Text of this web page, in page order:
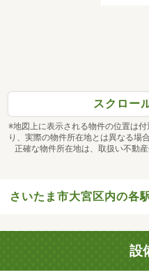
スクロー
※地図上に表示される物件の位置は
り、実際の物件所在地とは異なる場
正確な物件所在地は、取扱い不動
さいたま市大宮区内の各
設